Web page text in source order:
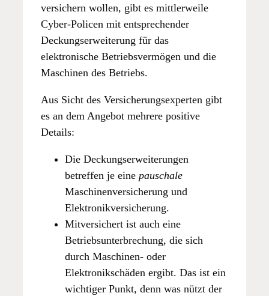
versichern wollen, gibt es mittlerweile
Cyber-Policen mit entsprechender
Deckungserweiterung für das
elektronische Betriebsvermögen und die
Maschinen des Betriebs.
Aus Sicht des Versicherungsexperten gibt
es an dem Angebot mehrere positive
Details:
Die Deckungserweiterungen
betreffen je eine pauschale
Maschinenversicherung und
Elektronikversicherung.
Mitversichert ist auch eine
Betriebsunterbrechung, die sich
durch Maschinen- oder
Elektronikschäden ergibt. Das ist ein
wichtiger Punkt, denn was nützt der